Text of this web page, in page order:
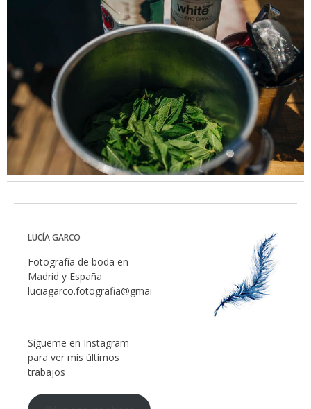
LUCÍA GARCO
Fotografía de boda en
Madrid y España
luciagarco.fotografia@gmail.com
Sígueme en Instagram
para ver mis últimos
trabajos